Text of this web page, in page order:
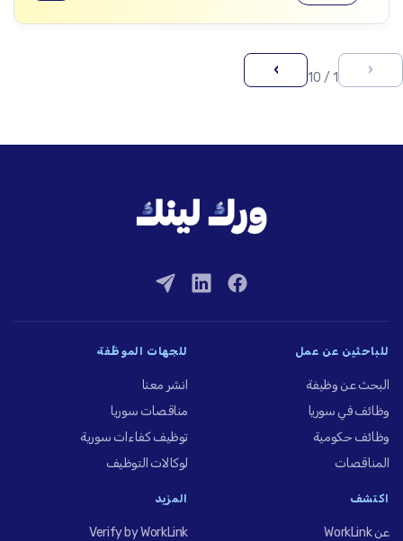
‹
1 / 10
›
للباحثين عن عمل
البحث عن وظيفة
وظائف في سوريا
وظائف حكومية
المناقصات
للجهات الموظِّفة
انشر معنا
مناقصات سوريا
توظيف كفاءات سورية
لوكالات التوظيف
اكتشف
عن WorkLink
المزيد
Verify by WorkLink